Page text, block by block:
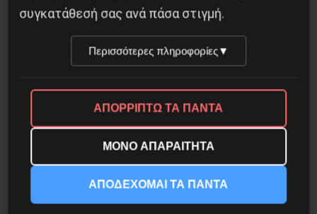
Οδύσσεια του Νόλαν: Μύθος, μνήμη και
ταξική εξουσία
συγκατάθεσή σας ανά πάσα στιγμή.
Περισσότερες πληροφορίες▼
ΑΠΟΡΡΙΠΤΩ ΤΑ ΠΑΝΤΑ
ΜΟΝΟ ΑΠΑΡΑΙΤΗΤΑ
ΑΠΟΔΕΧΟΜΑΙ ΤΑ ΠΑΝΤΑ